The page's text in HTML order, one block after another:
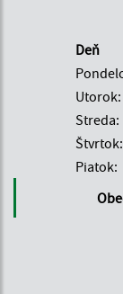
Deň
Utorok:
Streda:
Štvrtok:
Piatok: